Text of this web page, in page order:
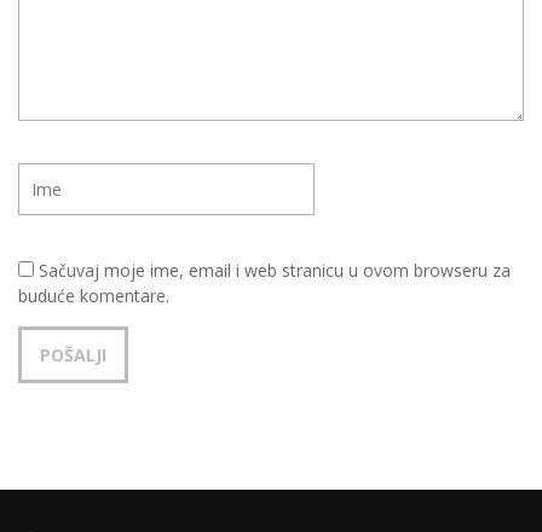
Sačuvaj moje ime, email i web stranicu u ovom browseru za
buduće komentare.